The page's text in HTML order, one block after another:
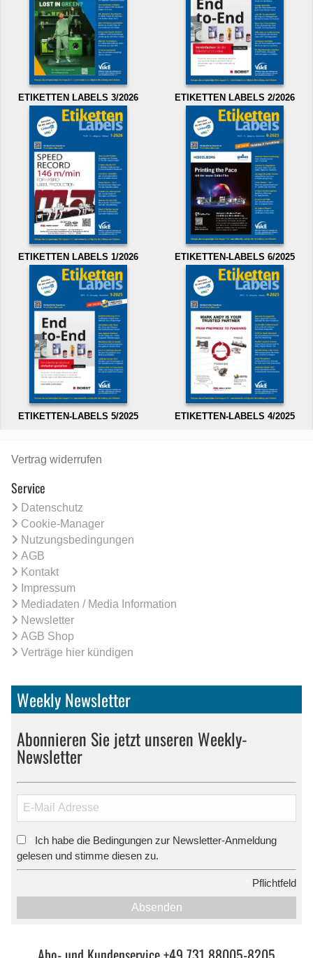
ETIKETTEN LABELS 3/2026 ETIKETTEN LABELS 2/2026
ETIKETTEN LABELS 1/2026 ETIKETTEN-LABELS 6/2025
ETIKETTEN-LABELS 5/2025 ETIKETTEN-LABELS 4/2025
Vertrag widerrufen
Service
Datenschutz
Cookie-Manager
Nutzungsbedingungen
AGB
Kontakt
Impressum
Mediadaten / Media Information
Newsletter
AGB Shop
Verträge hier kündigen
Weekly Newsletter
Abonnieren Sie jetzt unseren Weekly-
Newsletter
Ich habe die Bedingungen zur Newsletter-Anmeldung
gelesen und stimme diesen zu.
Pflichtfeld
Absenden